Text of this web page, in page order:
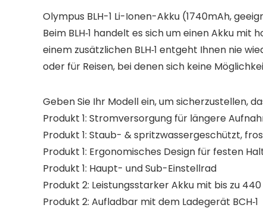
Olympus BLH-1 Li-Ionen-Akku (1740mAh,
Beim BLH‑1 handelt es sich um einen Akku
einem zusätzlichen BLH‑1 entgeht Ihnen nie
oder für Reisen, bei denen sich keine
Geben Sie Ihr Modell ein, um sicherzustellen,
Produkt 1: Stromversorgung für längere
Produkt 1: Staub- & spritzwassergeschützt,
Produkt 1: Ergonomisches Design für festen
Produkt 1: Haupt- und Sub-Einstellrad
Produkt 2: Leistungsstarker Akku mit bis zu
Produkt 2: Aufladbar mit dem Ladegerät BCH‑1